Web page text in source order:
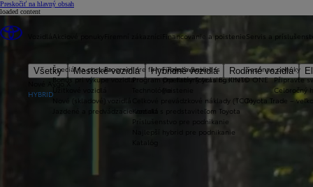
Preskočiť na hlavný obsah(Press Enter)
Všetky Mestské vozidlá Hybridné vozidlá Rodinné vozidlá
HYBRID
Špeciálna ponuka
Bonus pri výkupe vozidla
Úžitkové vozidlá
Nové (skladové) vozidlá
Jazdené a predvádzacie vozidlá
Program pre firmy Toyota Business
Program pre firmy Toyota Business
Celkové prevádzkové náklady (TCO)
Kontakt s predstaviteľom Toyota
Príslušenstvo pre podnikanie
Najlepší hybrid pre podnikanie
Financovanie a poistenie
Financovanie
Operatívny leasing KINTO ONE
Servis a
Sezónne ponuky
Připravte
Celoročný
Toyota Trade –
loaded content